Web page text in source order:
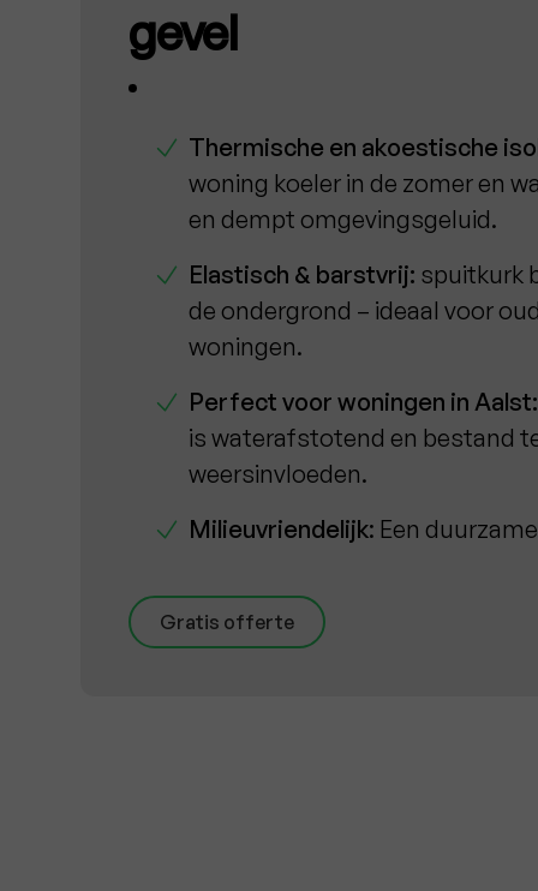
gevel
Thermische en akoestische
woning koeler in de zomer en
en dempt omgevingsgeluid.
Elastisch & barstvrij: spuitkurk
de ondergrond – ideaal voor
woningen.
Perfect voor woningen in Aalst:
is waterafstotend en bestand
weersinvloeden.
Milieuvriendelijk: Een
Gratis offerte